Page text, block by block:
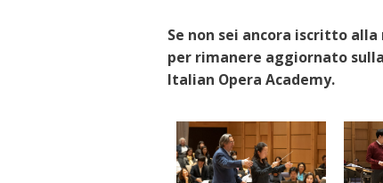
Se non sei ancora iscritto alla
per rimanere aggiornato
Italian Opera Academy.